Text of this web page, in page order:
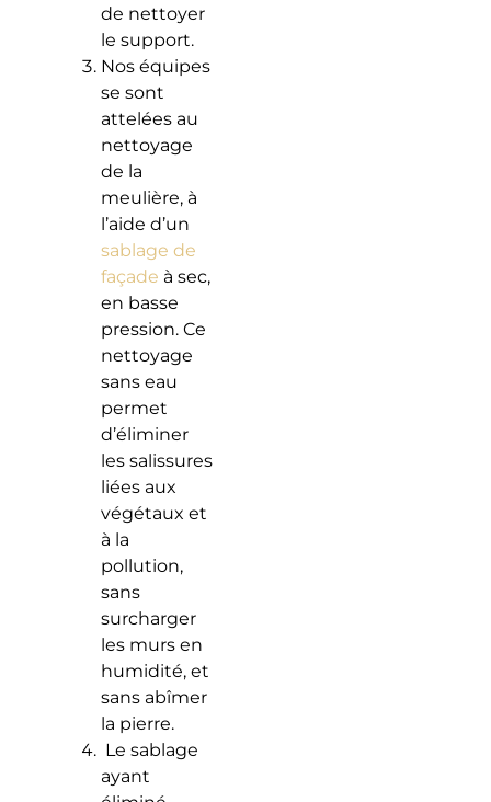
de nettoyer
le support.
Nos équipes
se sont
attelées au
nettoyage
de la
meulière, à
l’aide d’un
sablage de
façade à sec,
en basse
pression. Ce
nettoyage
sans eau
permet
d’éliminer
les salissures
liées aux
végétaux et
à la
pollution,
sans
surcharger
les murs en
humidité, et
sans abîmer
la pierre.
Le sablage
ayant